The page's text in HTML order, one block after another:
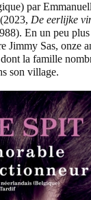
par
De eerlijke
En un peu
Jimmy Sas, onze
la famille
son village.